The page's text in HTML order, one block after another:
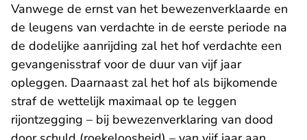
Vanwege de ernst van het bewezenverklaarde en
de leugens van verdachte in de eerste periode na
de dodelijke aanrijding zal het hof verdachte een
gevangenisstraf voor de duur van vijf jaar
opleggen. Daarnaast zal het hof als bijkomende
straf de wettelijk maximaal op te leggen
rijontzegging – bij bewezenverklaring van dood